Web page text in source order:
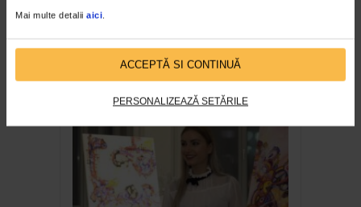
Mai multe detalii aici.
ACCEPTĂ SI CONTINUĂ
PERSONALIZEAZĂ SETĂRILE
Abilitatea esemplastica a
imaginatiei de Dan Raul
Pintea